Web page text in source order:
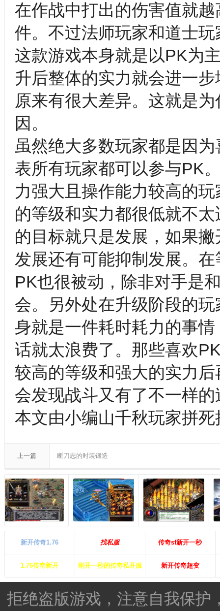
在作战中打出的伤害值就
件。不过法师玩家和道士
这款游戏本身就是以PK为
升后整体的实力就会进一
原来有很大差异。这就是
因。
虽然绝大多数玩家都是因
表所有玩家都可以参与PK
力强大且操作能力较高的
的等级和实力都很低就不
的目标就只是发展，如果
发展还有可能抑制发展。
PK也很被动，除非对手是
会。另外处在升级阶段的
身就是一件耗时耗力的事
话就太浪费了。那些喜欢
较高的等级和强大的实力
会发现战斗又有了不一样
本文由小编山千秋玩家拼
上一篇 断刀志的时装锻造
新开传奇1.76 找私服 传奇sf新开一秒
1.76传奇新开 刚开一秒的传奇私开服 新开传奇超变
拒绝盗版游戏，注意自我保护